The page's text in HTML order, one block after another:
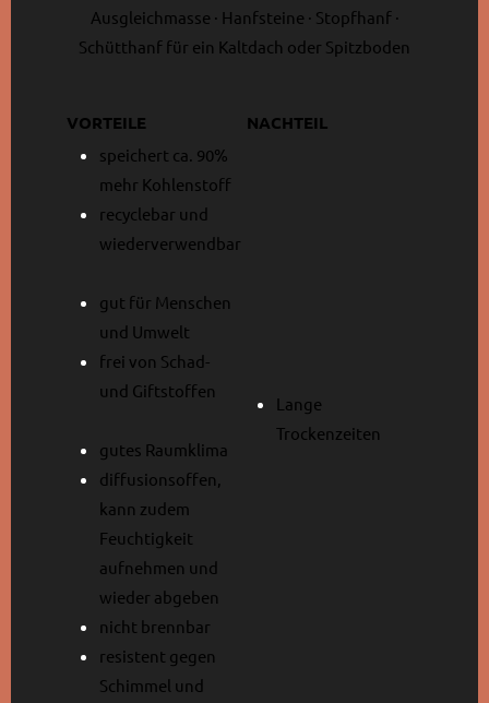
Ausgleichmasse · Hanfsteine · Stopfhanf ·
Schütthanf für ein Kaltdach oder Spitzboden
VORTEILE NACHTEIL
speichert ca. 90%
mehr Kohlenstoff
recyclebar und
wiederverwendbar
gut für Menschen
und Umwelt
frei von Schad-
und Giftstoffen
gutes Raumklima
diffusionsoffen,
kann zudem
Feuchtigkeit
aufnehmen und
wieder abgeben
nicht brennbar
resistent gegen
Schimmel und
Lange
Trockenzeiten